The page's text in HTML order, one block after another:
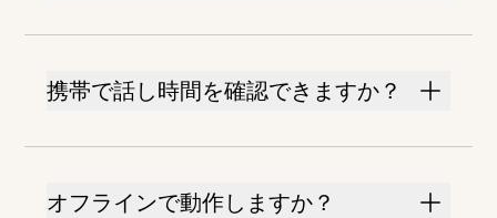
携帯で話し時間を確認できますか？
オフラインで動作しますか？